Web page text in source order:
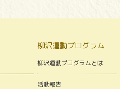
柳沢運動プログラム
柳沢運動プログラムとは
活動報告